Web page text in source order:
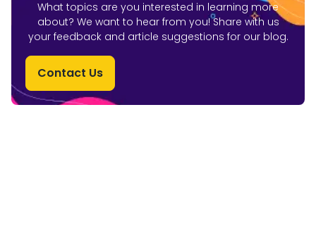
What topics are you interested in learning more
about? We want to hear from you! Share with us
your feedback and article suggestions for our blog.
Contact Us